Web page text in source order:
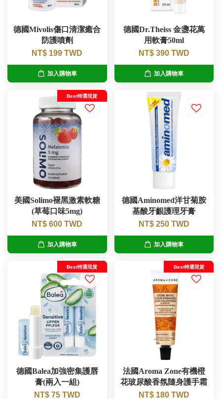
德國Mivolis傷口清潔癒合
防護噴劑
NT$ 199 TWD
加入購物車
德國Dr.Theiss 金盞花萬
用軟膏50ml
NT$ 390 TWD
加入購物車
Best特選現貨
美國Solimo褪黑激素軟糖
(草莓口味5mg)
NT$ 600 TWD
加入購物車
德國Aminomed洋甘菊胺
基酸牙齦護理牙膏
NT$ 250 TWD
加入購物車
Best特選現貨
德國Balea加強密集護唇
膏(兩入一組)
NT$ 75 TWD
Best特選現貨
法國Aroma Zone有機橙
花玻尿酸香氛隨身護手霜
NT$ 180 TWD